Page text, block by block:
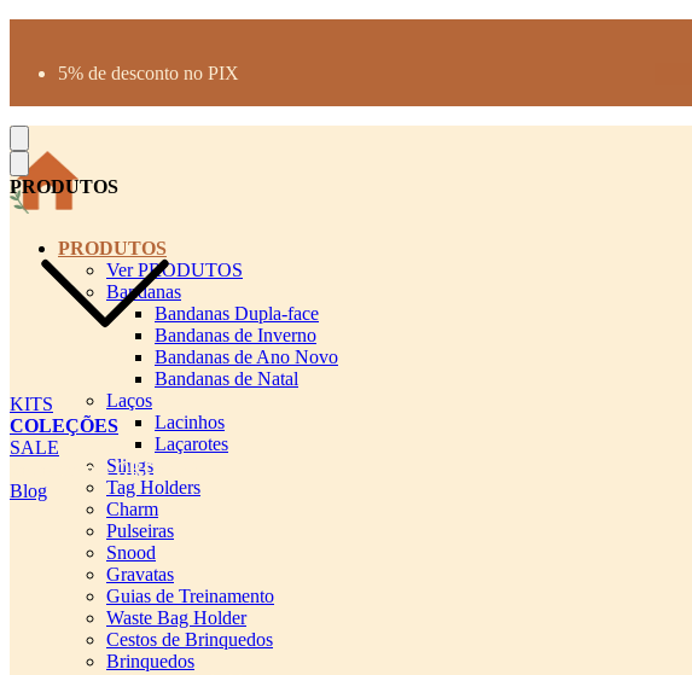
5% de desconto no PIX
PRODUTOS
KITS
COLEÇÕES
SALE
cadastro pet QRCODE
Blog
PRODUTOS
Ver PRODUTOS
Bandanas
Bandanas Dupla-face
Bandanas de Inverno
Bandanas de Ano Novo
Bandanas de Natal
Laços
Lacinhos
Laçarotes
Slings
Tag Holders
Charm
Pulseiras
Snood
Gravatas
Guias de Treinamento
Waste Bag Holder
Cestos de Brinquedos
Brinquedos